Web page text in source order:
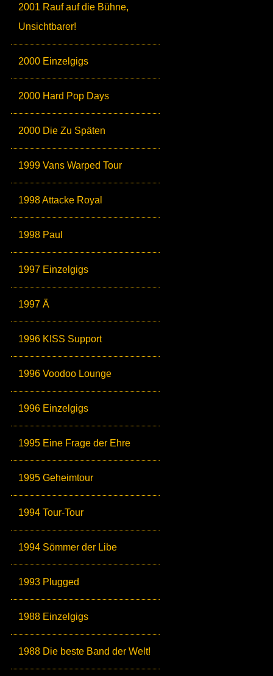
2001 Rauf auf die Bühne,
Unsichtbarer!
2000 Einzelgigs
2000 Hard Pop Days
2000 Die Zu Späten
1999 Vans Warped Tour
1998 Attacke Royal
1998 Paul
1997 Einzelgigs
1997 Ä
1996 KISS Support
1996 Voodoo Lounge
1996 Einzelgigs
1995 Eine Frage der Ehre
1995 Geheimtour
1994 Tour-Tour
1994 Sömmer der Libe
1993 Plugged
1988 Einzelgigs
1988 Die beste Band der Welt!